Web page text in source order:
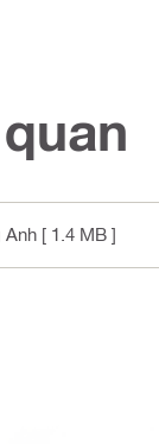
Anh [ 1.4 MB ]